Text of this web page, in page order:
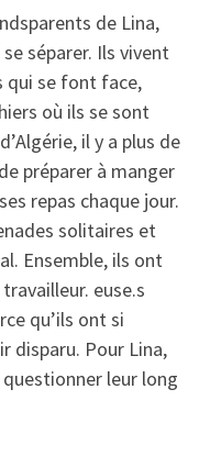
de Lina,
séparer. Ils vivent
qui se font face,
où ils se sont
il y a plus de
préparer à manger
repas chaque jour.
solitaires et
Ensemble, ils ont
euse.s
qu’ils ont si
disparu. Pour Lina,
leur long